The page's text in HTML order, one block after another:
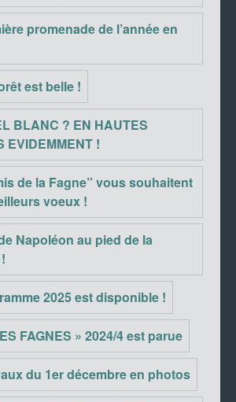
promenade de l’année en
est belle !
BLANC ? EN HAUTES
EVIDEMMENT !
de la Fagne” vous souhaitent
voeux !
Napoléon au pied de la
2025 est disponible !
FAGNES » 2024/4 est parue
du 1er décembre en photos